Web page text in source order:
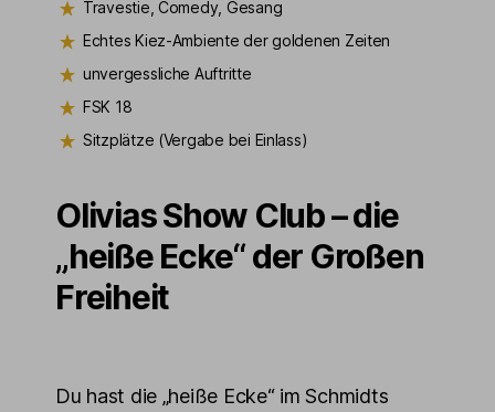
Travestie, Comedy, Gesang
Echtes Kiez-Ambiente der goldenen Zeiten
unvergessliche Auftritte
FSK 18
Sitzplätze (Vergabe bei Einlass)
Olivias Show Club – die
„heiße Ecke“ der Großen
Freiheit
Du hast die „heiße Ecke“ im Schmidts